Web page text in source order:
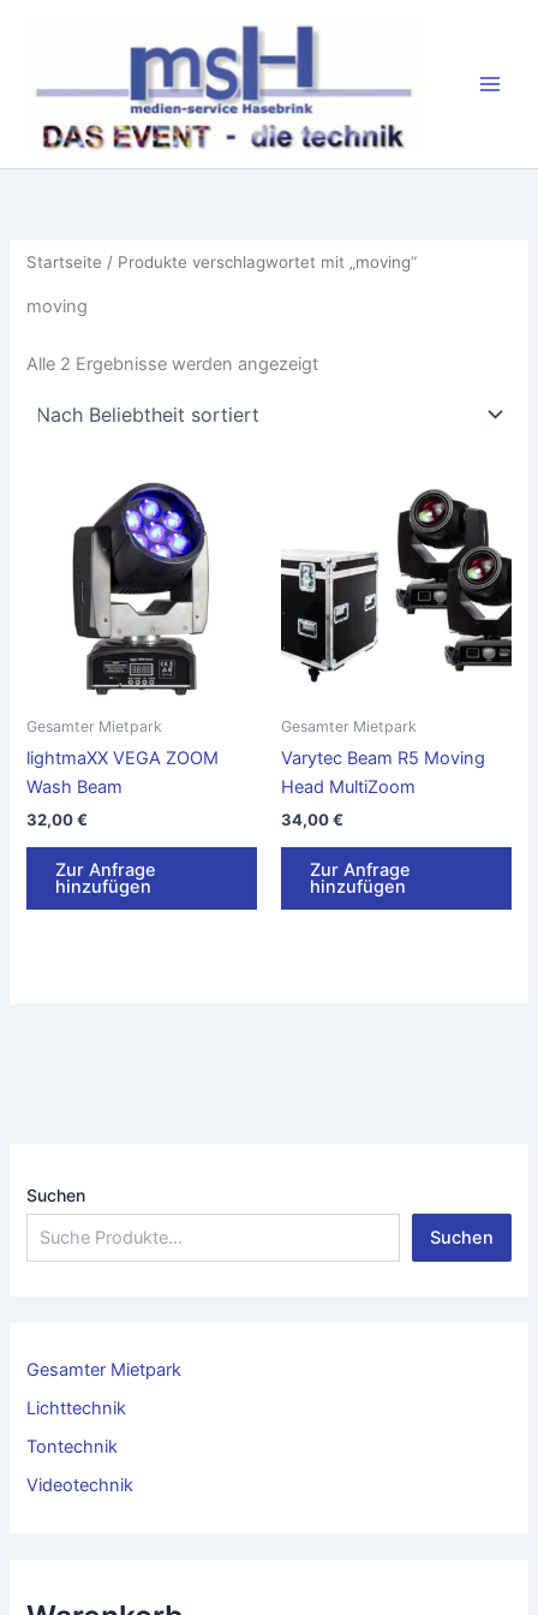
Startseite / Produkte verschlagwortet mit „moving“
moving
Alle 2 Ergebnisse werden angezeigtNach
Gesamter Mietpark
lightmaXX VEGA ZOOM
Wash Beam
32,00€
Zur Anfrage
hinzufügen
Gesamter Mietpark
Varytec Beam R5 Moving
Head MultiZoom
34,00€
Zur Anfrage
hinzufügen
Suchen
Suchen
Gesamter Mietpark
Lichttechnik
Tontechnik
Videotechnik